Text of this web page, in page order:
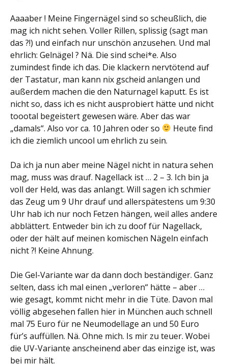
Aaaaber ! Meine Fingernägel sind so scheußlich, die
mag ich nicht sehen. Voller Rillen, splissig (sagt man
das ?!) und einfach nur unschön anzusehen. Und mal
ehrlich: Gelnägel ? Nä. Die sind schei*e. Also
zumindest finde ich das. Die klackern nervtötend auf
der Tastatur, man kann nix gscheid anlangen und
außerdem machen die den Naturnagel kaputt. Es ist
nicht so, dass ich es nicht ausprobiert hätte und nicht
toootal begeistert gewesen wäre. Aber das war
„damals“. Also vor ca. 10 Jahren oder so
Heute find
ich die ziemlich uncool um ehrlich zu sein.
Da ich ja nun aber meine Nägel nicht in natura sehen
mag, muss was drauf. Nagellack ist … 2 – 3. Ich bin ja
voll der Held, was das anlangt. Will sagen ich schmier
das Zeug um 9 Uhr drauf und allerspätestens um 9:30
Uhr hab ich nur noch Fetzen hängen, weil alles andere
abblättert. Entweder bin ich zu doof für Nagellack,
oder der hält auf meinen komischen Nägeln einfach
nicht ?! Keine Ahnung.
Die Gel-Variante war da dann doch beständiger. Ganz
selten, dass ich mal einen „verloren“ hätte – aber …
wie gesagt, kommt nicht mehr in die Tüte. Davon mal
völlig abgesehen fallen hier in München auch schnell
mal 75 Euro für ne Neumodellage an und 50 Euro
für’s auffüllen. Nä. Ohne mich. Is mir zu teuer. Wobei
die UV-Variante anscheinend aber das einzige ist, was
bei mir hält.